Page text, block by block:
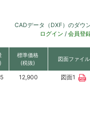
CADデータ（DXF）のダウ
ログイン / 会員登
標準価格
(税抜)
図面ファイル
12,900 図面1